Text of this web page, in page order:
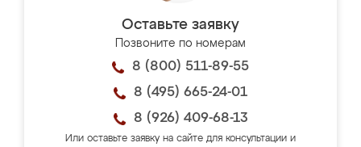
Оставьте заявку
Позвоните по номерам
8 (800) 511-89-55
8 (495) 665-24-01
8 (926) 409-68-13
Или оставьте заявку на сайте для консультации и